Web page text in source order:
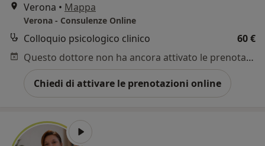
Verona • Mappa
Verona - Consulenze Online
Colloquio psicologico clinico
60 €
Questo dottore non ha ancora attivato le prenotazioni online presso questo indirizzo.
Chiedi di attivare le prenotazioni online